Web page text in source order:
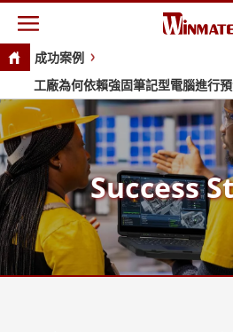
成功案例
工廠為何依賴強固筆記型電腦進行
Success